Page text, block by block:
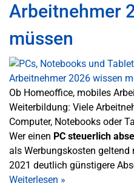
Arbeitnehmer
müssen
Ob Homeoffice, mobiles
Weiterbildung: Viele
Computer, Notebooks oder
Wer einen PC steuerlich
als Werbungskosten
2021 deutlich günstigere
Weiterlesen »